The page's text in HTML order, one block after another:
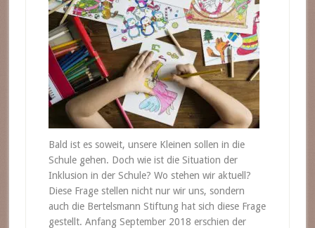
Bald ist es soweit, unsere Kleinen sollen in die
Schule gehen. Doch wie ist die Situation der
Inklusion in der Schule? Wo stehen wir aktuell?
Diese Frage stellen nicht nur wir uns, sondern
auch die Bertelsmann Stiftung hat sich diese Frage
gestellt. Anfang September 2018 erschien der